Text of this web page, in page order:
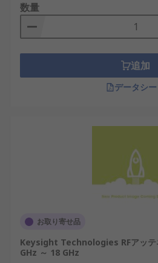
数量
追加
データシー
お取り寄せ品
Keysight Technologies RFアッテ
GHz ～ 18 GHz